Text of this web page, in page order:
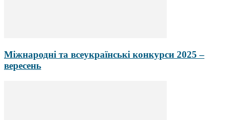
Міжнародні та всеукраїнські конкурси 2025 –
вересень